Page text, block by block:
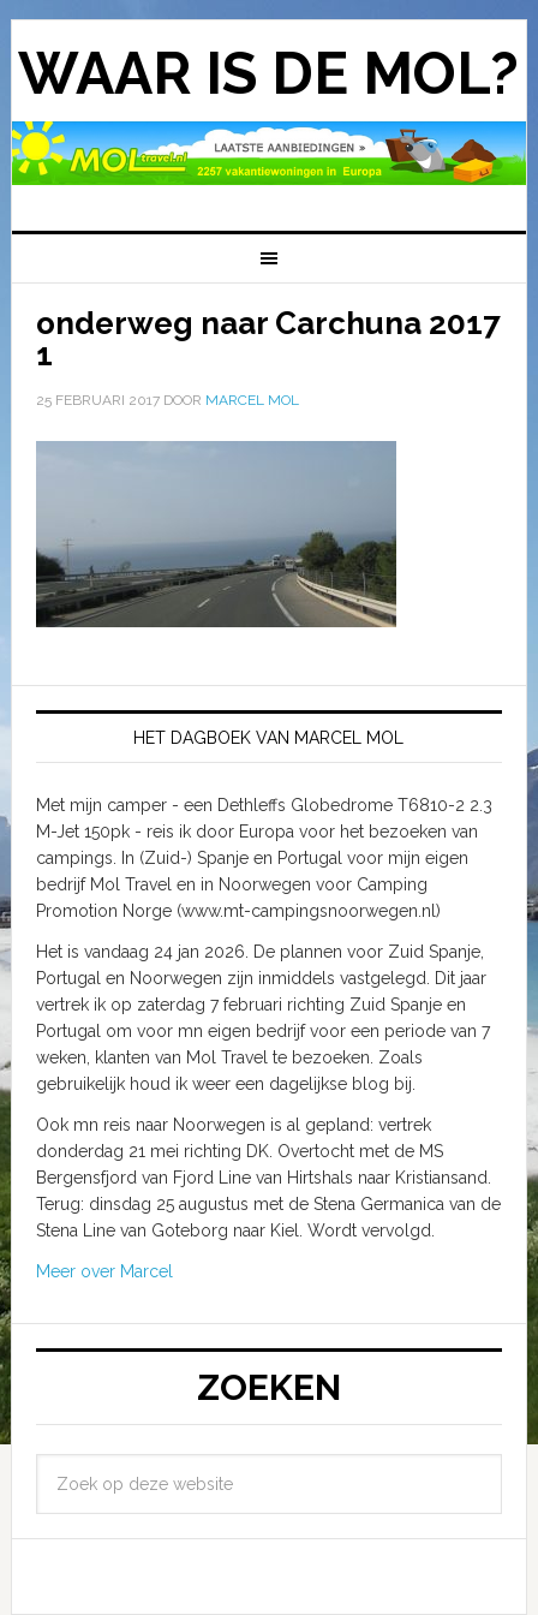
WAAR IS DE MOL?
onderweg naar Carchuna 2017
1
25 FEBRUARI 2017DOOR MARCEL MOL
HET DAGBOEK VAN MARCEL MOL
Met mijn camper - een Dethleffs Globedrome T6810-2 2.3
M-Jet 150pk - reis ik door Europa voor het bezoeken van
campings. In (Zuid-) Spanje en Portugal voor mijn eigen
bedrijf Mol Travel en in Noorwegen voor Camping
Promotion Norge (www.mt-campingsnoorwegen.nl)
Het is vandaag 24 jan 2026. De plannen voor Zuid Spanje,
Portugal en Noorwegen zijn inmiddels vastgelegd. Dit jaar
vertrek ik op zaterdag 7 februari richting Zuid Spanje en
Portugal om voor mn eigen bedrijf voor een periode van 7
weken, klanten van Mol Travel te bezoeken. Zoals
gebruikelijk houd ik weer een dagelijkse blog bij.
Ook mn reis naar Noorwegen is al gepland: vertrek
donderdag 21 mei richting DK. Overtocht met de MS
Bergensfjord van Fjord Line van Hirtshals naar Kristiansand.
Terug: dinsdag 25 augustus met de Stena Germanica van de
Stena Line van Goteborg naar Kiel. Wordt vervolgd.
Meer over Marcel
ZOEKEN